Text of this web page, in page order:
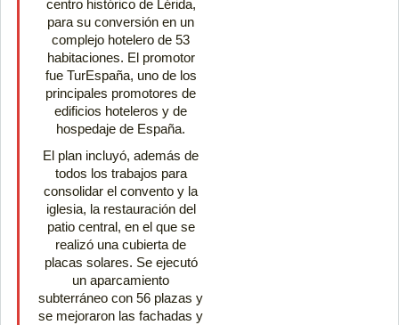
centro histórico de Lérida,
para su conversión en un
complejo hotelero de 53
habitaciones. El promotor
fue TurEspaña, uno de los
principales promotores de
edificios hoteleros y de
hospedaje de España.
El plan incluyó, además de
todos los trabajos para
consolidar el convento y la
iglesia, la restauración del
patio central, en el que se
realizó una cubierta de
placas solares. Se ejecutó
un aparcamiento
subterráneo con 56 plazas y
se mejoraron las fachadas y